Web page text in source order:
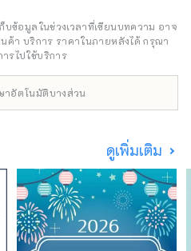
อไม่? และจากการบอกเล่า คน
สิ่งบางอย่าง ฉันคิดว่านั่นคือสิ่ง
ยวกับ เพื่อส่งมอบการเผชิญหน้า
คิด "พูดคุย สื่อสาร และเชื่อม
บข้อมูลในช่วงเวลาที่เขียนบทความ อาจ
ค้า บริการ ราคาในภายหลังได้ กรุณา
รไปใช้บริการ
าอัตโนมัติบางส่วน
ดูเพิ่มเติม